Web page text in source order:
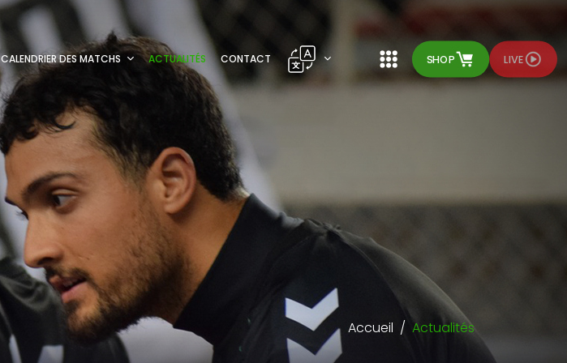
CALENDRIER DES MATCHS ACTUALITÉS CONTACT SHOP LIVE
Accueil Actualités